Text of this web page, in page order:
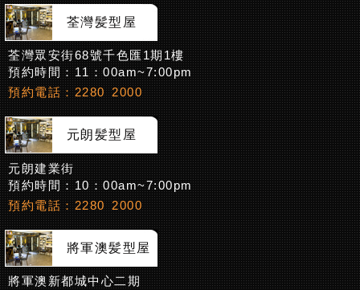
荃灣髪型屋
荃灣眾安街68號千色匯1期1樓
預約時間：11：00am~7:00pm
預約電話：2280 2000
元朗髪型屋
元朗建業街
預約時間：10：00am~7:00pm
預約電話：2280 2000
將軍澳髪型屋
將軍澳新都城中心二期